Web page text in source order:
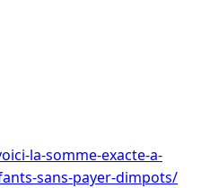
la-somme-exacte-a-
sans-payer-dimpots/